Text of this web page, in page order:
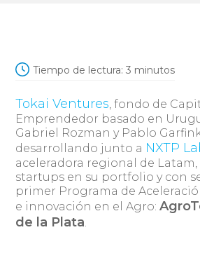
Tiempo de lectura: 3 minutos
Tokai Ventures , fondo de
Emprendedor basado en
Gabriel Rozman y Pablo
desarrollando junto a NXTP
aceleradora regional de Latam,
startups en su portfolio y con
primer Programa de
e innovación en el Agro:
de la Plata